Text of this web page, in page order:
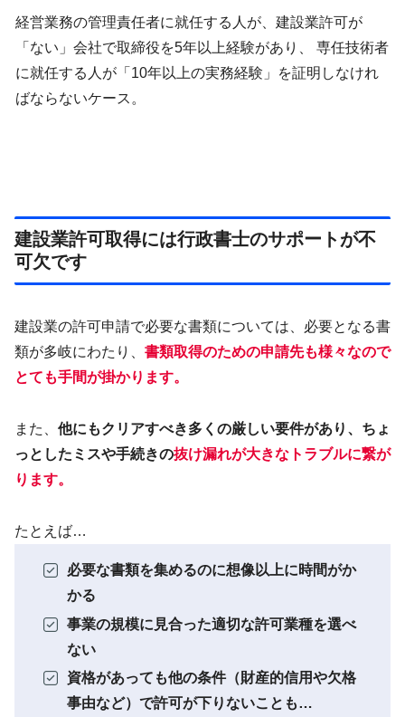
経営業務の管理責任者に就任する人が、建設業許可が
「ない」会社で取締役を5年以上経験があり、 専任技術者
に就任する人が「10年以上の実務経験」を証明しなけれ
ばならないケース。
建設業許可取得には行政書士のサポートが不
可欠です
建設業の許可申請で必要な書類については、必要となる書
類が多岐にわたり、 書類取得のための申請先も様々なので
とても手間が掛かります。
また、 他にもクリアすべき多くの厳しい要件があり、ちょ
っとしたミスや手続きの抜け漏れが大きなトラブルに繋が
ります。
たとえば…
必要な書類を集めるのに想像以上に時間がか
かる
事業の規模に見合った適切な許可業種を選べ
ない
資格があっても他の条件（財産的信用や欠格
事由など）で許可が下りないことも…